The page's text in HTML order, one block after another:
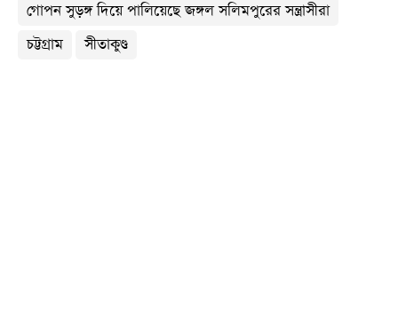
গোপন সুড়ঙ্গ দিয়ে পালিয়েছে জঙ্গল সলিমপুরের সন্ত্রাসীরা
চট্টগ্রাম
সীতাকুণ্ড